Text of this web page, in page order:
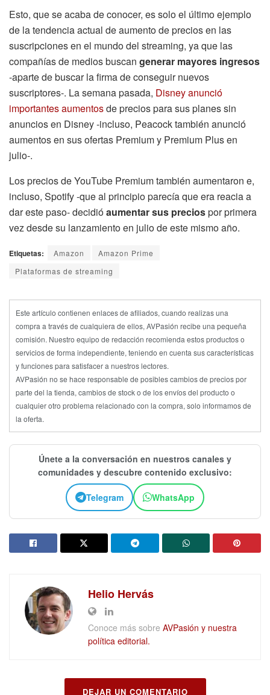
Esto, que se acaba de conocer, es solo el último ejemplo
de la tendencia actual de aumento de precios en las
suscripciones en el mundo del streaming, ya que las
compañías de medios buscan generar mayores ingresos
-aparte de buscar la firma de conseguir nuevos
suscriptores-. La semana pasada, Disney anunció
importantes aumentosde precios para sus planes sin
anuncios en Disney -incluso, Peacock también anunció
aumentos en sus ofertas Premium y Premium Plus en
julio-.
Los precios de YouTube Premium también aumentaron e,
incluso, Spotify -que al principio parecía que era reacia a
dar este paso- decidióaumentar sus preciospor primera
vez desde su lanzamiento en julio de este mismo año.
Etiquetas: Amazon
Amazon Prime
Plataformas de streaming
Este artículo contienen enlaces de afiliados, cuando realizas una
compra a través de cualquiera de ellos, AVPasión recibe una pequeña
comisión. Nuestro equipo de redacción recomienda estos productos o
servicios de forma independiente, teniendo en cuenta sus características
y funciones para satisfacer a nuestros lectores.
AVPasión no se hace responsable de posibles cambios de precios por
parte del la tienda, cambios de stock o de los envíos del producto o
cualquier otro problema relacionado con la compra, solo informamos de
la oferta.
Únete a la conversación en nuestros canales y
comunidades y descubre contenido exclusivo:
Telegram WhatsApp
Helio Hervás
Conoce más sobre AVPasión y nuestra
política editorial.
DEJAR UN COMENTARIO